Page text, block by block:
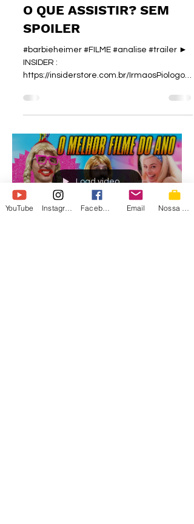
O QUE ASSISTIR? SEM
SPOILER
#barbieheimer #FILME #analise #trailer ►
INSIDER :
https://insiderstore.com.br/IrmaosPiologo
em todo...
Load video
YouTube Email